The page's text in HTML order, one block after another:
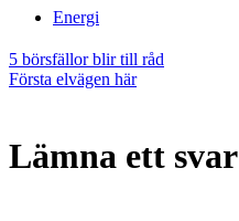
Energi
Inläggsnavigering
5 börsfällor blir till råd
Första elvägen här
Lämna ett svar